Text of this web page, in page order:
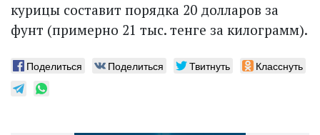
курицы составит порядка 20 долларов за
фунт (примерно 21 тыс. тенге за килограмм).
Поделиться Поделиться Твитнуть Класснуть